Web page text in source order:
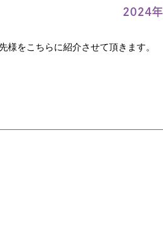
2024
をこちらに紹介させて頂きます。